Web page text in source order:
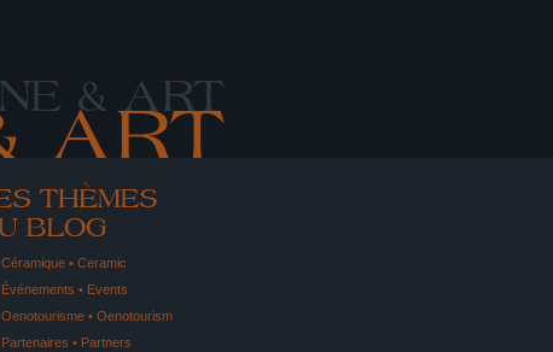
Céramique • Ceramic
Événements • Events
Oenotourisme • Oenotourism
Partenaires • Partners